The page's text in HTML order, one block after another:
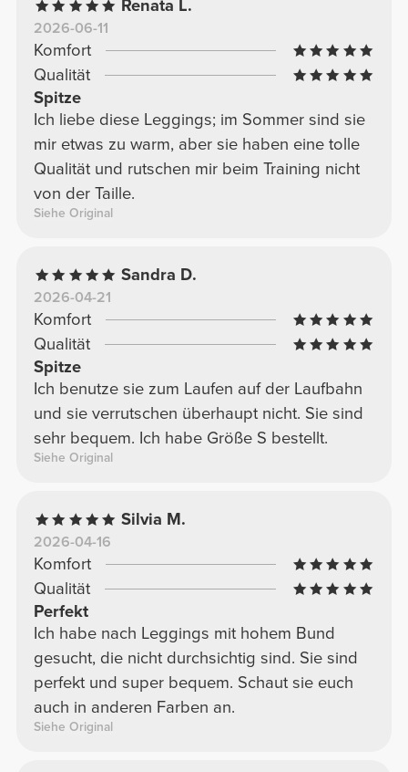
Renata L.
2026-06-11
Komfort
Qualität
Spitze
Ich liebe diese Leggings; im Sommer sind sie
mir etwas zu warm, aber sie haben eine tolle
Qualität und rutschen mir beim Training nicht
von der Taille.
Siehe Original
Sandra D.
2026-04-21
Komfort
Qualität
Spitze
Ich benutze sie zum Laufen auf der Laufbahn
und sie verrutschen überhaupt nicht. Sie sind
sehr bequem. Ich habe Größe S bestellt.
Siehe Original
Silvia M.
2026-04-16
Komfort
Qualität
Perfekt
Ich habe nach Leggings mit hohem Bund
gesucht, die nicht durchsichtig sind. Sie sind
perfekt und super bequem. Schaut sie euch
auch in anderen Farben an.
Siehe Original